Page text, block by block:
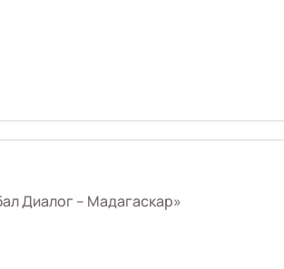
Диалог – Мадагаскар»